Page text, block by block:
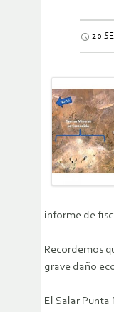
20
informe de
Recordemos
grave daño
El Salar